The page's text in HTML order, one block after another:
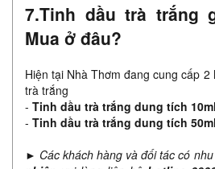
7.Tinh dầu trà trắng
Mua ở đâu?
Hiện tại Nhà Thơm đang cung cấp
trà trắng
- Tinh dầu trà trắng dung tích 10ml
- Tinh dầu trà trắng dung tích 50ml
► Các khách hàng và đối tác có